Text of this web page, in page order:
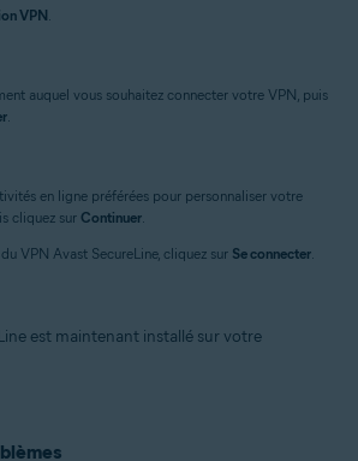
VPN
auquel vous souhaitez connecter votre VPN, puis
en ligne préférées pour personnaliser votre
cliquez sur Continuer
VPN Avast SecureLine, cliquez sur Se connecter
est maintenant installé sur votre